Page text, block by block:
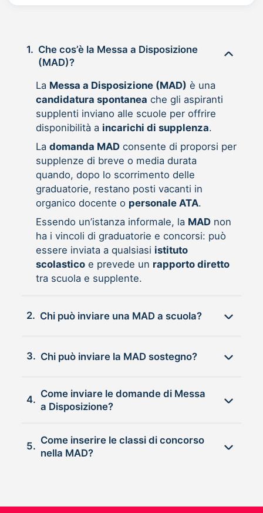
1. Che cos’è la Messa a Disposizione
(MAD)?
La Messa a Disposizione (MAD) è una
candidatura spontanea che gli aspiranti
supplenti inviano alle scuole per offrire
disponibilità a incarichi di supplenza.
La domanda MADconsente di proporsi per
supplenze di breve o media durata
quando, dopo lo scorrimento delle
graduatorie, restano posti vacanti in
organico docente o personale ATA.
Essendo un’istanza informale, la MADnon
ha i vincoli di graduatorie e concorsi: può
essere inviata a qualsiasi istituto
scolasticoe prevede un rapporto diretto
tra scuola e supplente.
2. Chi può inviare una MAD a scuola?
3. Chi può inviare la MAD sostegno?
4.
Come inviare le domande di Messa
a Disposizione?
5.
Come inserire le classi di concorso
nella MAD?